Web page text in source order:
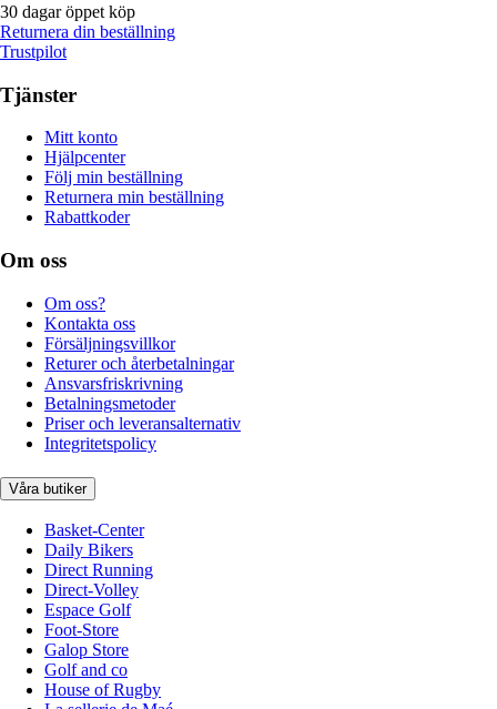
30 dagar öppet köp
Returnera din beställning
Trustpilot
Tjänster
Mitt konto
Hjälpcenter
Följ min beställning
Returnera min beställning
Rabattkoder
Om oss
Om oss?
Kontakta oss
Försäljningsvillkor
Returer och återbetalningar
Ansvarsfriskrivning
Betalningsmetoder
Priser och leveransalternativ
Integritetspolicy
Våra butiker
Basket-Center
Daily Bikers
Direct Running
Direct-Volley
Espace Golf
Foot-Store
Galop Store
Golf and co
House of Rugby